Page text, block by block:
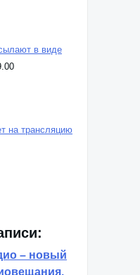
в виде
на трансляцию
– новый